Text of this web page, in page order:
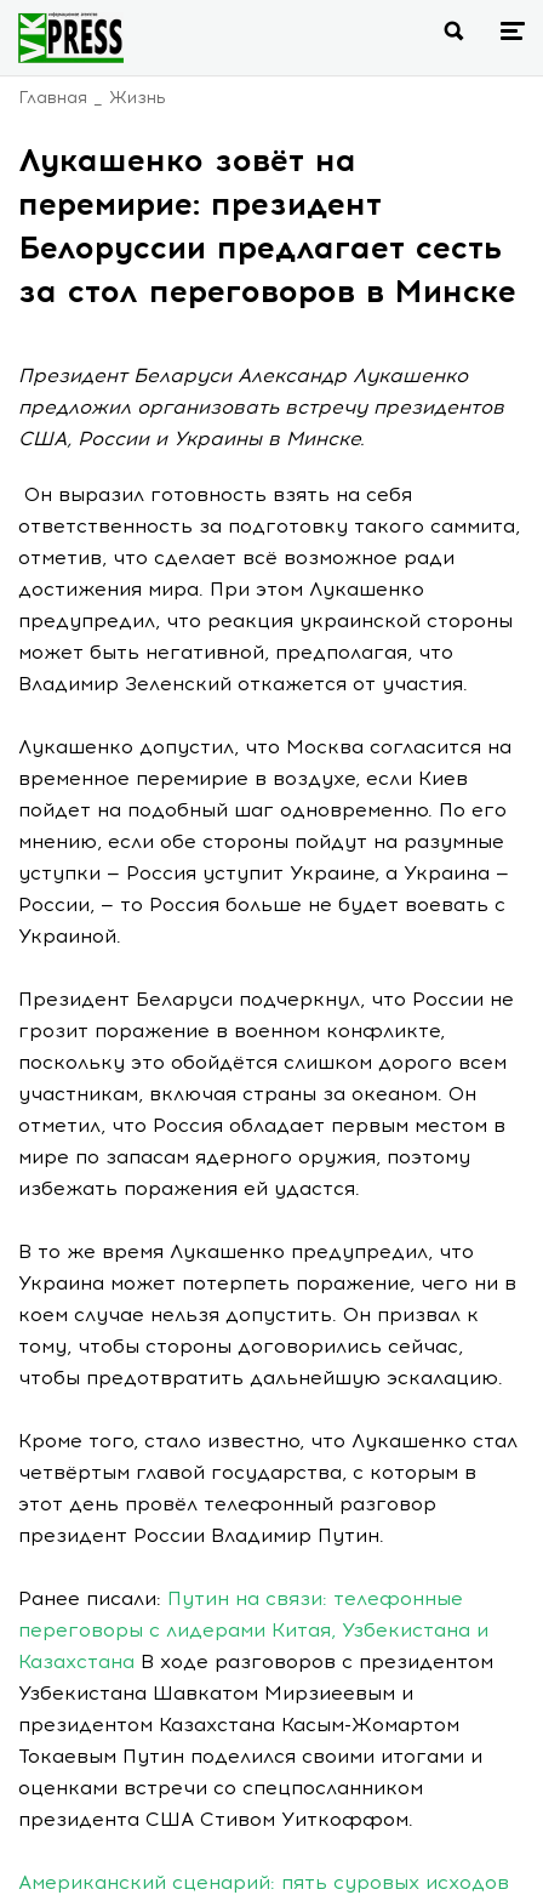
Главная Жизнь
Лукашенко зовёт на
перемирие: президент
Белоруссии предлагает сесть
за стол переговоров в Минске
Президент Беларуси Александр Лукашенко
предложил организовать встречу президентов
США, России и Украины в Минске.
Он выразил готовность взять на себя
ответственность за подготовку такого саммита,
отметив, что сделает всё возможное ради
достижения мира. При этом Лукашенко
предупредил, что реакция украинской стороны
может быть негативной, предполагая, что
Владимир Зеленский откажется от участия.
Лукашенко допустил, что Москва согласится на
временное перемирие в воздухе, если Киев
пойдет на подобный шаг одновременно. По его
мнению, если обе стороны пойдут на разумные
уступки — Россия уступит Украине, а Украина —
России, — то Россия больше не будет воевать с
Украиной.
Президент Беларуси подчеркнул, что России не
грозит поражение в военном конфликте,
поскольку это обойдётся слишком дорого всем
участникам, включая страны за океаном. Он
отметил, что Россия обладает первым местом в
мире по запасам ядерного оружия, поэтому
избежать поражения ей удастся.
В то же время Лукашенко предупредил, что
Украина может потерпеть поражение, чего ни в
коем случае нельзя допустить. Он призвал к
тому, чтобы стороны договорились сейчас,
чтобы предотвратить дальнейшую эскалацию.
Кроме того, стало известно, что Лукашенко стал
четвёртым главой государства, с которым в
этот день провёл телефонный разговор
президент России Владимир Путин.
Ранее писали: Путин на связи: телефонные
переговоры с лидерами Китая, Узбекистана и
Казахстана В ходе разговоров с президентом
Узбекистана Шавкатом Мирзиеевым и
президентом Казахстана Касым-Жомартом
Токаевым Путин поделился своими итогами и
оценками встречи со спецпосланником
президента США Стивом Уиткоффом.
Американский сценарий: пять суровых исходов